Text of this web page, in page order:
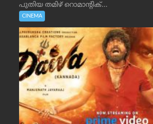
പുതിയ തമിഴ് റൊമാന്റിക്...
CINEMA